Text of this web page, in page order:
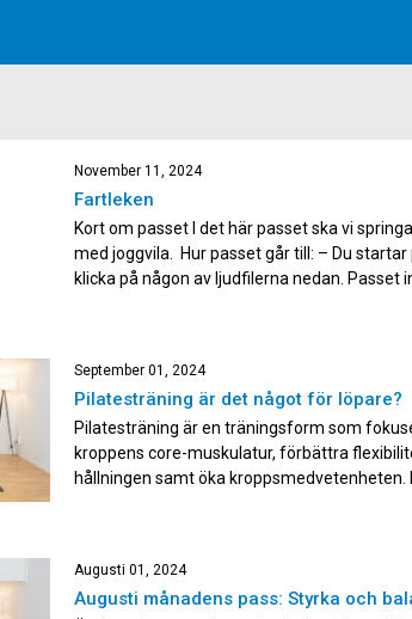
November 11, 2024
Fartleken
Kort om passet I det här passet ska vi
med joggvila. Hur passet går till: – Du
klicka på någon av ljudfilerna nedan. Passet
September 01, 2024
Pilatesträning är det något för löpare?
Pilatesträning är en träningsform som
kroppens core-muskulatur, förbättra
hållningen samt öka
Augusti 01, 2024
Augusti månadens pass: Styrka och